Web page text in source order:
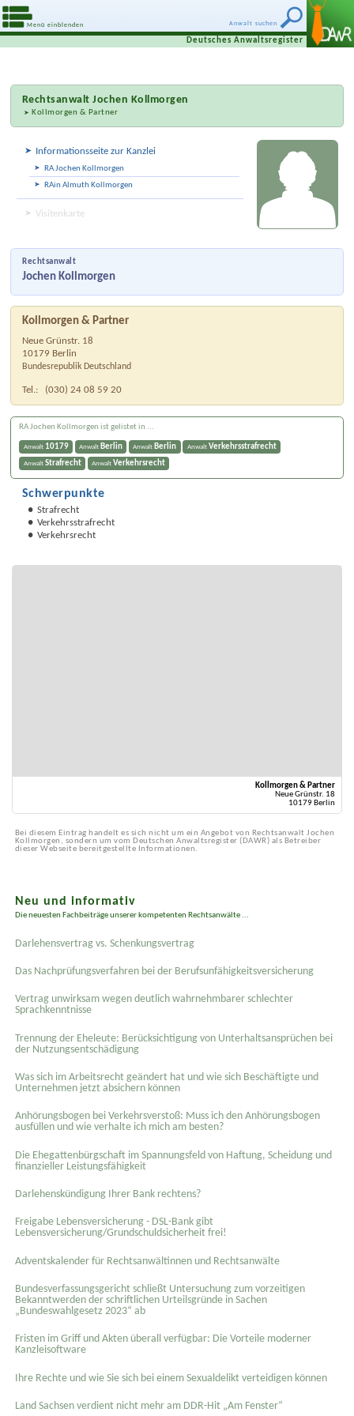
Anwalt suchen
Menü einblenden
Deutsches Anwaltsregister
RechtsanwaltJochen Kollmorgen
Kollmorgen & Partner
Informationsseite zur Kanzlei
RA Jochen Kollmorgen
RAin Almuth Kollmorgen
Visitenkarte
Rechtsanwalt
Jochen Kollmorgen
Kollmorgen & Partner
Neue Grünstr. 18
10179 Berlin
Bundesrepublik Deutschland
Tel.: (030) 24 08 59 20
RA Jochen Kollmorgen ist gelistet in ...
Anwalt 10179 Anwalt Berlin Anwalt Berlin Anwalt Verkehrsstrafrecht
Anwalt Strafrecht Anwalt Verkehrsrecht
Schwerpunkte
Strafrecht
Verkehrsstrafrecht
Verkehrsrecht
Kollmorgen & Partner
Neue Grünstr. 18
10179 Berlin
Bei diesem Eintrag handelt es sich nicht um ein Angebot von Rechtsanwalt Jochen
Kollmorgen, sondern um vom Deutschen Anwaltsregister (DAWR) als Betreiber
dieser Webseite bereitgestellte Informationen.
Neu und informativ
Die neuesten Fachbeiträge unserer kompetenten Rechtsanwälte ...
Darlehensvertrag vs. Schenkungsvertrag
Das Nachprüfungsverfahren bei der Berufsunfähigkeitsversicherung
Vertrag unwirksam wegen deutlich wahrnehmbarer schlechter
Sprachkenntnisse
Trennung der Eheleute: Berücksichtigung von Unterhaltsansprüchen bei
der Nutzungsentschädigung
Was sich im Arbeitsrecht geändert hat und wie sich Beschäftigte und
Unternehmen jetzt absichern können
Anhörungsbogen bei Verkehrsverstoß: Muss ich den Anhörungsbogen
ausfüllen und wie verhalte ich mich am besten?
Die Ehegattenbürgschaft im Spannungsfeld von Haftung, Scheidung und
finanzieller Leistungsfähigkeit
Darlehenskündigung Ihrer Bank rechtens?
Freigabe Lebensversicherung - DSL-Bank gibt
Lebensversicherung/Grundschuldsicherheit frei!
Adventskalender für Rechtsanwältinnen und Rechtsanwälte
Bundesverfassungsgericht schließt Untersuchung zum vorzeitigen
Bekanntwerden der schriftlichen Urteilsgründe in Sachen
„Bundeswahlgesetz 2023“ ab
Fristen im Griff und Akten überall verfügbar: Die Vorteile moderner
Kanzleisoftware
Ihre Rechte und wie Sie sich bei einem Sexual­delikt verteidigen können
Land Sachsen verdient nicht mehr am DDR-Hit „Am Fenster“